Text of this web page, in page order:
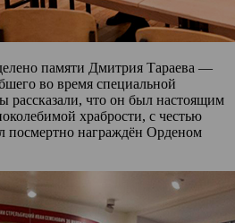
памяти Дмитрия Тараева —
во время специальной
рассказали, что он был настоящим
храбрости, с честью
посмертно награждён Орденом